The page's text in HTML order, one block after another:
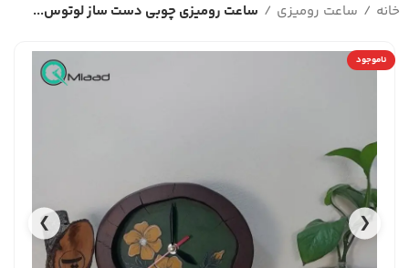
خانه ساعت رومیزی ساعت رومیزی چوبی دست ساز لوتوس...
ناموجود
❮
❯